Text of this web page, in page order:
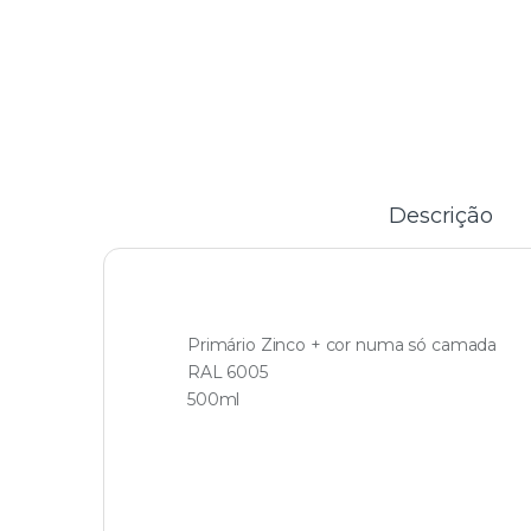
Descrição
Primário Zinco + cor numa só camada
RAL 6005
500ml